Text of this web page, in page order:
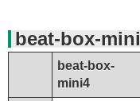
beat-box-mini
beat-box-
mini4